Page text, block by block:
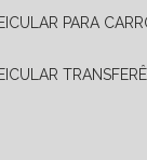
PARA